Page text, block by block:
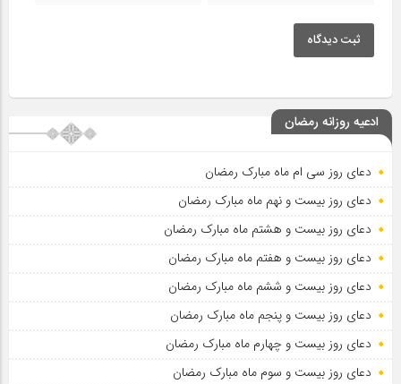
ثبت دیدگاه
ادعیه روزانه رمضان
دعای روز سی ام ماه مبارک رمضان
دعای روز بیست و نهم ماه مبارک رمضان
دعای روز بیست و هشتم ماه مبارک رمضان
دعای روز بیست و هفتم ماه مبارک رمضان
دعای روز بیست و ششم ماه مبارک رمضان
دعای روز بیست و پنجم ماه مبارک رمضان
دعای روز بیست و چهارم ماه مبارک رمضان
دعای روز بیست و سوم ماه مبارک رمضان